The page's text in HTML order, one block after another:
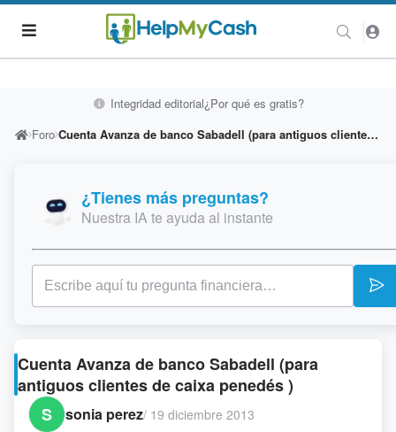
Integridad editorial¿Por qué es gratis?
Foro
Cuenta Avanza de banco Sabadell (para antiguos clientes de caixa penedés )
¿Tienes más preguntas?
Nuestra IA te ayuda al instante
Cuenta Avanza de banco Sabadell (para
antiguos clientes de caixa penedés )
S
sonia perez/ 19 diciembre 2013